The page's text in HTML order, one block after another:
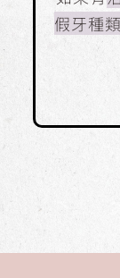
假牙種